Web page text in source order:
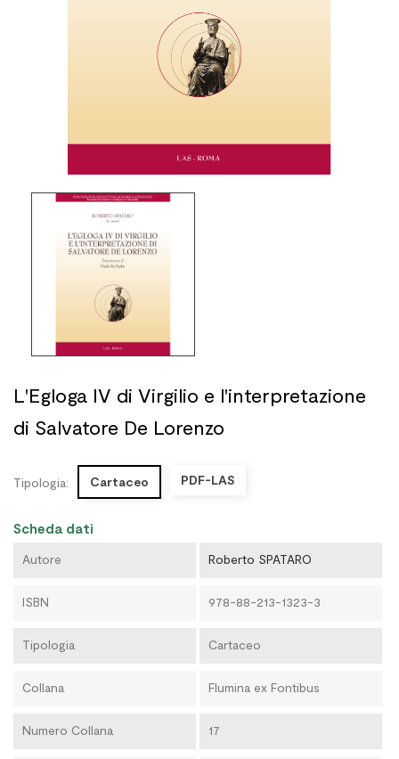
L'Egloga IV di Virgilio e l'interpretazione
di Salvatore De Lorenzo
Tipologia: Cartaceo PDF-LAS
Scheda dati
Autore Roberto SPATARO
ISBN 978-88-213-1323-3
Tipologia Cartaceo
Collana Flumina ex Fontibus
Numero Collana 17